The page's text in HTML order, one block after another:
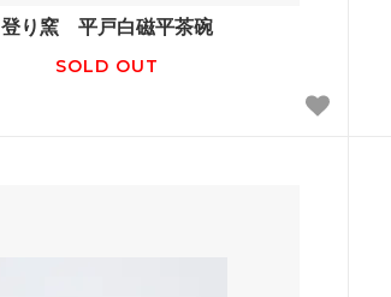
登り窯 平戸白磁平茶碗
SOLD OUT